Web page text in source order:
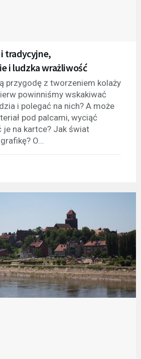
tradycyjne,
i ludzka wrażliwość
przygodę z tworzeniem kolaży
powinniśmy wskakiwać
i polegać na nich? A może
pod palcami, wyciąć
je na kartce? Jak świat
O...